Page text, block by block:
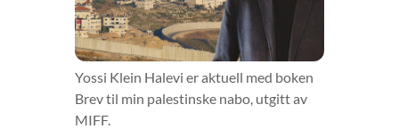
Yossi Klein Halevi er aktuell med boken
Brev til min palestinske nabo, utgitt av
MIFF.